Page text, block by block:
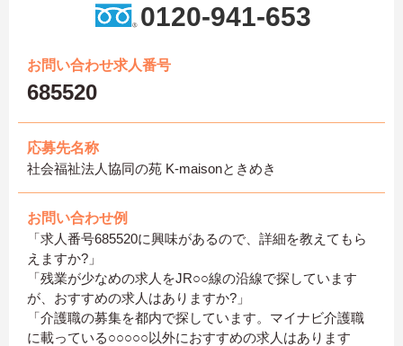
0120-941-653
お問い合わせ求人番号
685520
応募先名称
社会福祉法人協同の苑 K-maisonときめき
お問い合わせ例
「求人番号685520に興味があるので、詳細を教えてもら
えますか?」
「残業が少なめの求人をJR○○線の沿線で探しています
が、おすすめの求人はありますか?」
「介護職の募集を都内で探しています。マイナビ介護職
に載っている○○○○○以外におすすめの求人はあります